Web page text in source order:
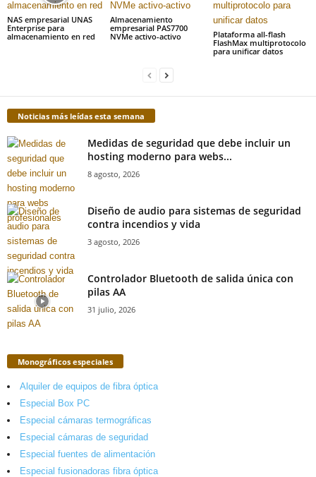
NAS empresarial UNAS
Enterprise para
almacenamiento en red
Almacenamiento
empresarial PAS7700
NVMe activo-activo
Plataforma all-flash
FlashMax multiprotocolo
para unificar datos
Noticias más leídas esta semana
Medidas de seguridad que debe incluir un
hosting moderno para webs...
8 agosto, 2026
Diseño de audio para sistemas de seguridad
contra incendios y vida
3 agosto, 2026
Controlador Bluetooth de salida única con
pilas AA
31 julio, 2026
Monográficos especiales
Alquiler de equipos de fibra óptica
Especial Box PC
Especial cámaras termográficas
Especial cámaras de seguridad
Especial fuentes de alimentación
Especial fusionadoras fibra óptica